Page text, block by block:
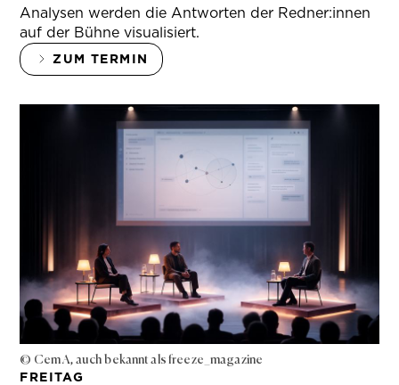
Analysen werden die Antworten der Redner:innen
auf der Bühne visualisiert.
ZUM TERMIN
© Cem A, auch bekannt als freeze_magazine
FREITAG